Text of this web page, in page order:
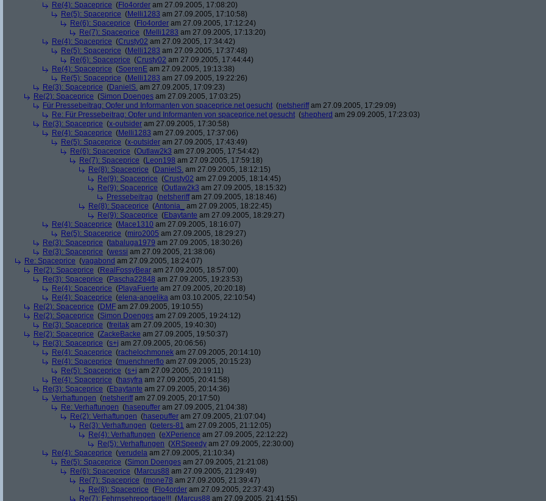
Re(4): Spaceprice (Flo4order am 27.09.2005, 17:08:20)
Re(5): Spaceprice (Melli1283 am 27.09.2005, 17:10:58)
Re(6): Spaceprice (Flo4order am 27.09.2005, 17:12:24)
Re(7): Spaceprice (Melli1283 am 27.09.2005, 17:13:20)
Re(4): Spaceprice (Crusty02 am 27.09.2005, 17:34:42)
Re(5): Spaceprice (Melli1283 am 27.09.2005, 17:37:48)
Re(6): Spaceprice (Crusty02 am 27.09.2005, 17:44:44)
Re(4): Spaceprice (SoerenE am 27.09.2005, 19:13:38)
Re(5): Spaceprice (Melli1283 am 27.09.2005, 19:22:26)
Re(3): Spaceprice (DanielS. am 27.09.2005, 17:09:23)
Re(2): Spaceprice (Simon Doenges am 27.09.2005, 17:03:25)
Für Pressebeitrag: Opfer und Informanten von spaceprice.net gesucht (netsheriffam 27.09.2005, 17:29:09)
Re: Für Pressebeitrag: Opfer und Informanten von spaceprice.net gesucht (shepherd am 29.09.2005, 17:23:03)
Re(3): Spaceprice (x-outsider am 27.09.2005, 17:30:58)
Re(4): Spaceprice (Melli1283 am 27.09.2005, 17:37:06)
Re(5): Spaceprice (x-outsider am 27.09.2005, 17:43:49)
Re(6): Spaceprice (Outlaw2k3 am 27.09.2005, 17:54:42)
Re(7): Spaceprice (Leon198 am 27.09.2005, 17:59:18)
Re(8): Spaceprice (DanielS. am 27.09.2005, 18:12:15)
Re(9): Spaceprice (Crusty02 am 27.09.2005, 18:14:45)
Re(9): Spaceprice (Outlaw2k3 am 27.09.2005, 18:15:32)
Pressebeitrag (netsheriffam 27.09.2005, 18:18:46)
Re(8): Spaceprice (Antonia_
am 27.09.2005, 18:22:45)
Re(9): Spaceprice (Ebaytante am 27.09.2005, 18:29:27)
Re(4): Spaceprice (Mace1310 am 27.09.2005, 18:16:07)
Re(5): Spaceprice (miro2005 am 27.09.2005, 18:29:27)
Re(3): Spaceprice (tabaluga1979 am 27.09.2005, 18:30:26)
Re(3): Spaceprice (wessi am 27.09.2005, 21:38:06)
Re: Spaceprice (vagabond am 27.09.2005, 18:24:07)
Re(2): Spaceprice (RealFossyBear am 27.09.2005, 18:57:00)
Re(3): Spaceprice (Pascha22848 am 27.09.2005, 19:23:53)
Re(4): Spaceprice (PlayaFuerte am 27.09.2005, 20:20:18)
Re(4): Spaceprice (elena-angelika am 03.10.2005, 22:10:54)
Re(2): Spaceprice (DMF am 27.09.2005, 19:10:55)
Re(2): Spaceprice (Simon Doenges am 27.09.2005, 19:24:12)
Re(3): Spaceprice (freitak am 27.09.2005, 19:40:30)
Re(2): Spaceprice (ZackeBacke am 27.09.2005, 19:50:37)
Re(3): Spaceprice (s+j am 27.09.2005, 20:06:56)
Re(4): Spaceprice (rachelochmonek am 27.09.2005, 20:14:10)
Re(4): Spaceprice (muenchnerflo am 27.09.2005, 20:15:23)
Re(5): Spaceprice (s+j am 27.09.2005, 20:19:11)
Re(4): Spaceprice (hasyfra am 27.09.2005, 20:41:58)
Re(3): Spaceprice (Ebaytante am 27.09.2005, 20:14:36)
Verhaftungen (netsheriffam 27.09.2005, 20:17:50)
Re: Verhaftungen (hasepuffer am 27.09.2005, 21:04:38)
Re(2): Verhaftungen (hasepuffer am 27.09.2005, 21:07:04)
Re(3): Verhaftungen (peters-81 am 27.09.2005, 21:12:05)
Re(4): Verhaftungen (eXPerience am 27.09.2005, 22:12:22)
Re(5): Verhaftungen (XRSpeedy am 27.09.2005, 22:30:00)
Re(4): Spaceprice (verudela am 27.09.2005, 21:10:34)
Re(5): Spaceprice (Simon Doenges am 27.09.2005, 21:21:08)
Re(6): Spaceprice (Marcus88 am 27.09.2005, 21:29:49)
Re(7): Spaceprice (mone78 am 27.09.2005, 21:39:47)
Re(8): Spaceprice (Flo4order am 27.09.2005, 22:37:43)
Re(7): Fehrnsehreportage!!! (Marcus88 am 27.09.2005, 21:41:55)